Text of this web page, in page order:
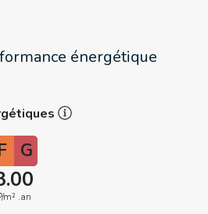
énergétique
G
m² .an